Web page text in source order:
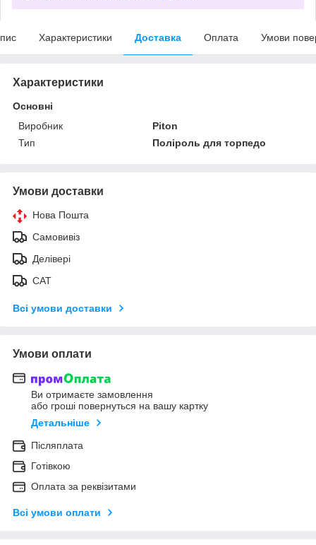
Характеристики Доставка Оплата Умови
Характеристики
Основні
Виробник
Piton
Тип
Поліроль для торпедо
Умови доставки
Нова Пошта
Самовивіз
Делівері
САТ
Всі умови доставки
Умови оплати
Ви отримаєте замовлення
або гроші повернуться на вашу картку
Детальніше
Післяплата
Готівкою
Оплата за реквізитами
Всі умови оплати